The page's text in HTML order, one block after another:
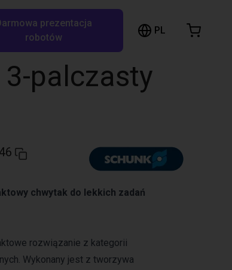
prezentacja
robotów
PL
palczasty
chwytak do lekkich zadań
rozwiązanie z kategorii
Wykonany jest z tworzywa
Przeglądaj ofertę